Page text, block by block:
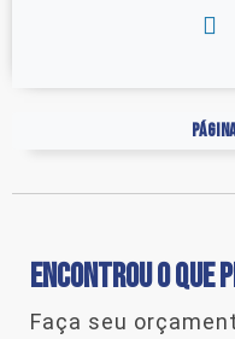
ENCONTROU O QUE
Faça seu